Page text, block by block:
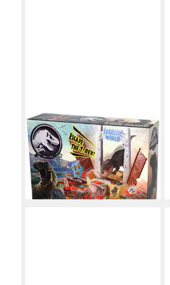
EPOCH GAMES
Spiel Jurassic World - T-Rex Panic,
Familienspiel
(1)
32,52 € UVP44,99 €
-28%
lieferbar - in 1-2 Werktagen bei dir